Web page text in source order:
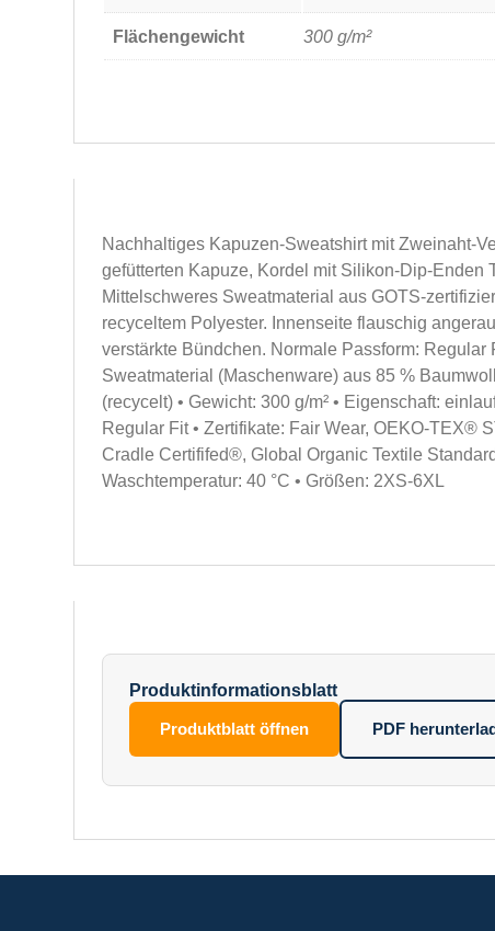
Flächengewicht 300 g/m²
Nachhaltiges Kapuzen-Sweatshirt mit Zweinaht-
gefütterten Kapuze, Kordel mit Silikon-Dip-Enden
Mittelschweres Sweatmaterial aus GOTS-
recyceltem Polyester. Innenseite flauschig
verstärkte Bündchen. Normale Passform: Regular
Sweatmaterial (Maschenware) aus 85 %
(recycelt) • Gewicht: 300 g/m² • Eigenschaft:
Regular Fit • Zertifikate: Fair Wear, OEKO-TEX®
Cradle Certififed®, Global Organic Textile
Waschtemperatur: 40 °C • Größen: 2XS-6XL
Produktinformationsblatt
Produktblatt öffnen PDF